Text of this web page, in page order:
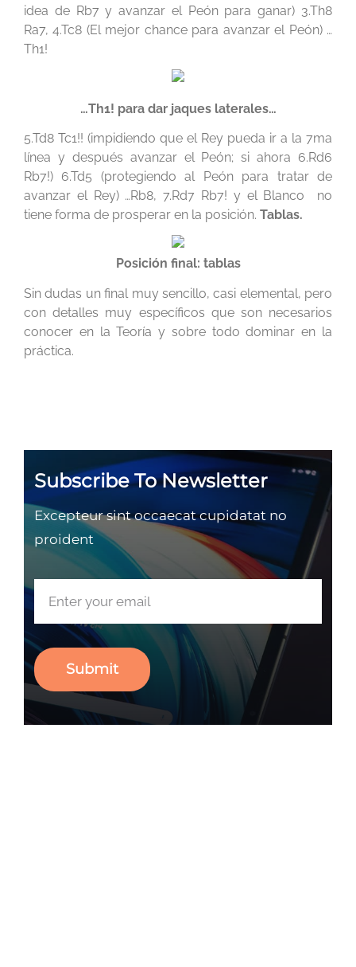
idea de Rb7 y avanzar el Peón para ganar) 3.Th8
Ra7, 4.Tc8 (El mejor chance para avanzar el Peón) …
Th1!
…Th1! para dar jaques laterales…
5.Td8 Tc1!! (impidiendo que el Rey pueda ir a la 7ma
línea y después avanzar el Peón; si ahora 6.Rd6
Rb7!) 6.Td5 (protegiendo al Peón para tratar de
avanzar el Rey) …Rb8, 7.Rd7 Rb7! y el Blanco no
tiene forma de prosperar en la posición. Tablas.
Posición final: tablas
Sin dudas un final muy sencillo, casi elemental, pero
con detalles muy específicos que son necesarios
conocer en la Teoría y sobre todo dominar en la
práctica.
Subscribe To Newsletter
Excepteur sint occaecat cupidatat no
proident
Submit